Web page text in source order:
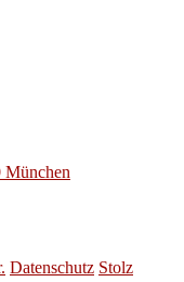
Datenschutz Stolz